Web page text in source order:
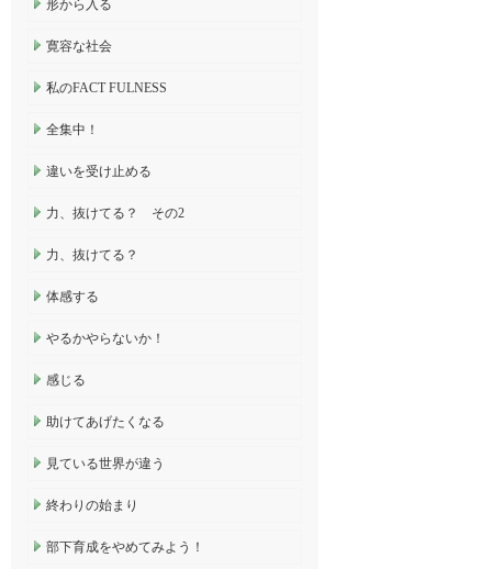
形から入る
寛容な社会
私のFACT FULNESS
全集中！
違いを受け止める
力、抜けてる？ その2
力、抜けてる？
体感する
やるかやらないか！
感じる
助けてあげたくなる
見ている世界が違う
終わりの始まり
部下育成をやめてみよう！